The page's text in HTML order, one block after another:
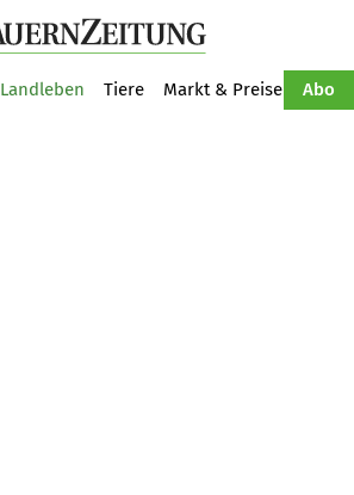
Landleben Tiere Markt & Preise Abo